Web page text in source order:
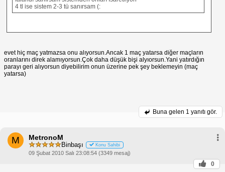
4 tl ise sistem 2-3 tü sanırsam (:
evet hiç maç yatmazsa onu alıyorsun.Ancak 1 maç yatarsa diğer maçların
oranlarını direk alamıyorsun.Çok daha düşük bişi alyıorsun.Yani yatırdığın
parayı geri alıyorsun diyebilirim onun üzerine pek şey beklemeyin (maç
yatarsa)
Buna gelen 1 yanıtı gör.
M MetronoM
Binbaşı Konu Sahibi
09 Şubat 2010 Salı 23:08:54 (3349 mesaj)
0